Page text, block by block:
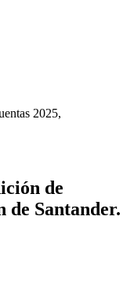
2025,
de
de Santander.